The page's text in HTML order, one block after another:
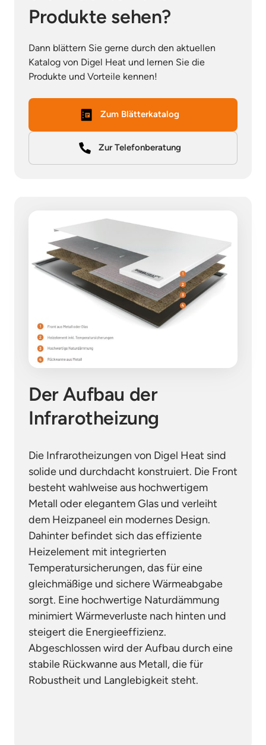
Produkte sehen?
Dann blättern Sie gerne durch den aktuellen
Katalog von Digel Heat und lernen Sie die
Produkte und Vorteile kennen!
Zum Blätterkatalog
Zur Telefonberatung
Der Aufbau der
Infrarotheizung
Die Infrarotheizungen von Digel Heat sind
solide und durchdacht konstruiert. Die Front
besteht wahlweise aus hochwertigem
Metall oder elegantem Glas und verleiht
dem Heizpaneel ein modernes Design.
Dahinter befindet sich das effiziente
Heizelement mit integrierten
Temperatursicherungen, das für eine
gleichmäßige und sichere Wärmeabgabe
sorgt. Eine hochwertige Naturdämmung
minimiert Wärmeverluste nach hinten und
steigert die Energieeffizienz.
Abgeschlossen wird der Aufbau durch eine
stabile Rückwanne aus Metall, die für
Robustheit und Langlebigkeit steht.